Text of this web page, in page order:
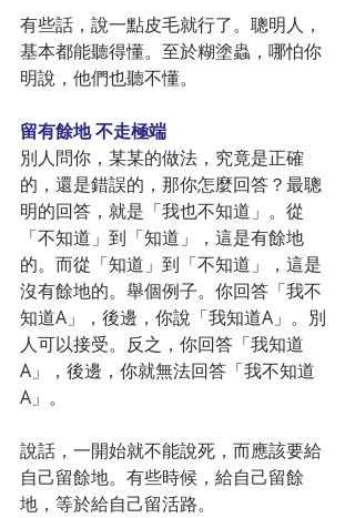
有些話，說一點皮毛就行了。聰明人，
基本都能聽得懂。至於糊塗蟲，哪怕你
明說，他們也聽不懂。
留有餘地 不走極端
別人問你，某某的做法，究竟是正確
的，還是錯誤的，那你怎麼回答？最聰
明的回答，就是「我也不知道」。從
「不知道」到「知道」，這是有餘地
的。而從「知道」到「不知道」，這是
沒有餘地的。舉個例子。你回答「我不
知道A」，後邊，你說「我知道A」。別
人可以接受。反之，你回答「我知道
A」，後邊，你就無法回答「我不知道
A」。
說話，一開始就不能說死，而應該要給
自己留餘地。有些時候，給自己留餘
地，等於給自己留活路。